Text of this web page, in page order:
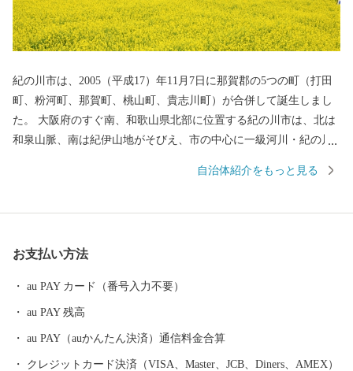
紀の川市は、2005（平成17）年11月7日に那賀郡の5つの町（打田
町、粉河町、那賀町、桃山町、貴志川町）が合併して誕生しまし
た。 大阪府のすぐ南、和歌山県北部に位置する紀の川市は、北は
和泉山脈、南は紀伊山地がそびえ、市の中心に一級河川・紀の川
の農産物が栽培されています。トップブランド「あら川の桃」を
ねこの駅長で有名な貴志駅があり、海外からも多くの観光客が訪
自治体紹介をもっと見る
お支払い方法
au PAY カード（番号入力不要）
au PAY 残高
au PAY（auかんたん決済）通信料金合算
クレジットカード決済（VISA、Master、JCB、Diners、AMEX）